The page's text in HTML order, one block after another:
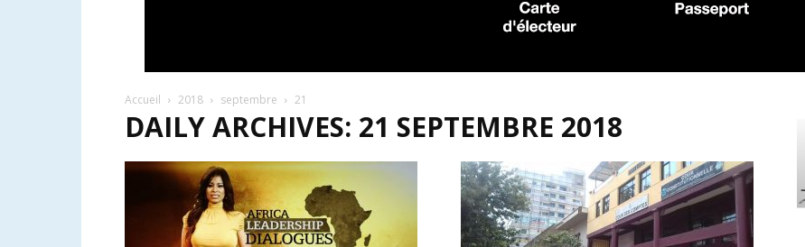
Accueil 2018 septembre 21
DAILY ARCHIVES: 21 SEPTEMBRE 2018